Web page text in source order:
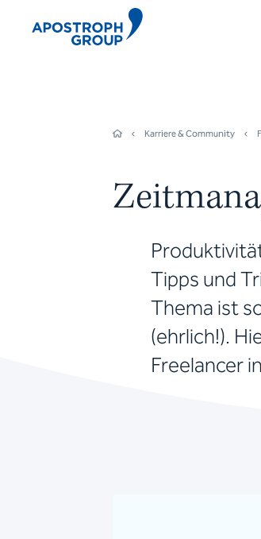
Karriere & Community
Tipps und
Thema ist
(ehrlich!).
Freelancer